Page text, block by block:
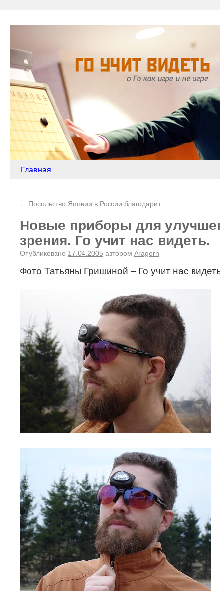
Главная
← Посольство Японии в России благодарит
Новые приборы для
зрения. Го учит нас видеть.
Опубликовано 17.04.2005 автором Aragorn
Фото Татьяны Гришиной – Го учит нас